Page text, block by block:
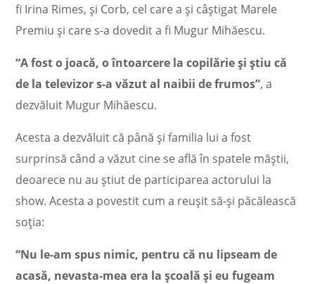
fi Irina Rimes, și Corb, cel care a și câștigat Marele
Premiu și care s-a dovedit a fi Mugur Mihăescu.
“A fost o joacă, o întoarcere la copilărie și știu că
de la televizor s-a văzut al naibii de frumos”, a
dezvăluit Mugur Mihăescu.
Acesta a dezvăluit că până și familia lui a fost
surprinsă când a văzut cine se află în spatele măștii,
deoarece nu au știut de participarea actorului la
show. Acesta a povestit cum a reușit să-și păcălească
soția:
“Nu le-am spus nimic, pentru că nu lipseam de
acasă, nevasta-mea era la școală și eu fugeam